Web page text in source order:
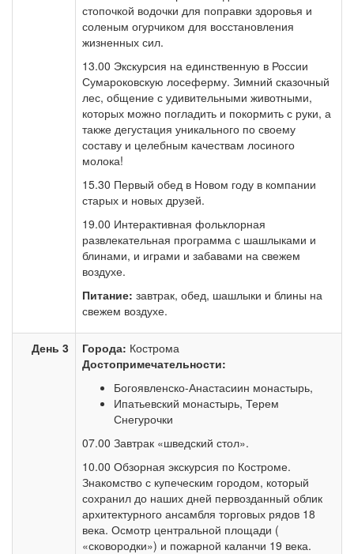
стопочкой водочки для поправки здоровья и
соленым огурчиком для восстановления
жизненных сил.
13.00 Экскурсия на единственную в России
Сумароковскую лосеферму. Зимний сказочный
лес, общение с удивительными животными,
которых можно погладить и покормить с руки, а
также дегустация уникального по своему
составу и целебным качествам лосиного
молока!
15.30 Первый обед в Новом году в компании
старых и новых друзей.
19.00 Интерактивная фольклорная
развлекательная программа с шашлыками и
блинами, и играми и забавами на свежем
воздухе.
Питание: завтрак, обед, шашлыки и блины на
свежем воздухе.
День 3 Города: Кострома
Достопримечательности:
Богоявленско-Анастасиин монастырь,
Ипатьевский монастырь, Терем
Снегурочки
07.00 Завтрак «шведский стол».
10.00 Обзорная экскурсия по Костроме.
Знакомство с купеческим городом, который
сохранил до наших дней первозданный облик
архитектурного ансамбля торговых рядов 18
века. Осмотр центральной площади (
«сковородки») и пожарной каланчи 19 века.